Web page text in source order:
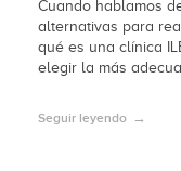
Cuando hablamos
alternativas para
qué es una clínica
elegir la más
Seguir leyendo